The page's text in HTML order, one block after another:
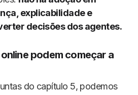
explicabilidade e
decisões dos agentes.
podem começar a
do capítulo 5, podemos